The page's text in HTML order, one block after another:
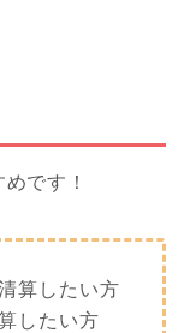
です！
算したい方
したい方